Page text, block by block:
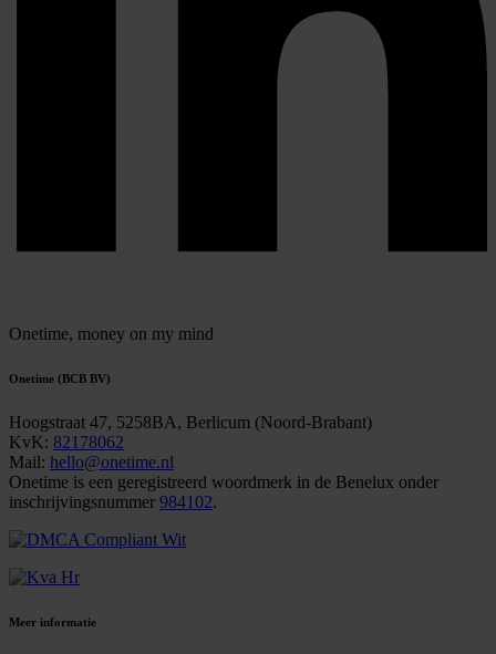
Onetime, money on my mind
Onetime (BCB BV)
Hoogstraat 47, 5258BA, Berlicum (Noord-Brabant)
KvK: 82178062
Mail: hello@onetime.nl
Onetime is een geregistreerd woordmerk in de Benelux onder
inschrijvingsnummer 984102.
Meer informatie